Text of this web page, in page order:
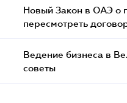
Новый Закон в ОАЭ о
пересмотреть
Ведение бизнеса в
советы